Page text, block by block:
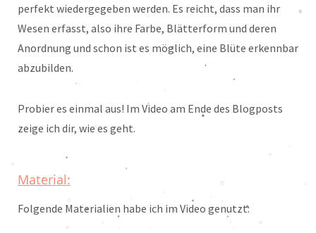
perfekt wiedergegeben werden. Es reicht, dass man ihr
Wesen erfasst, also ihre Farbe, Blätterform und deren
Anordnung und schon ist es möglich, eine Blüte erkennbar
abzubilden.
Probier es einmal aus! Im Video am Ende des Blogposts
zeige ich dir, wie es geht.
Material:
Folgende Materialien habe ich im Video genutzt: